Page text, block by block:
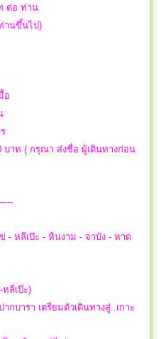
ต่อ ท่าน
านขึ้นไป)
อ
บาท ( กรุณา ส่งชื่อ ผู้เดินทางก่อน
- หลีเป๊ะ - หินงาม - จาบัง - หาด
หลีเป๊ะ)
กบารา เตรียมตัวเดินทางสู่..เกาะ